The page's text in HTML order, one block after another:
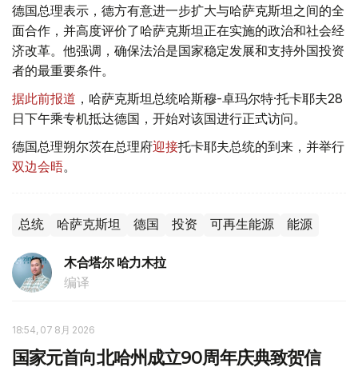
德国总理表示，德方有意进一步扩大与哈萨克斯坦之间的全
面合作，并高度评价了哈萨克斯坦正在实施的政治和社会经
济改革。他强调，确保法治是国家稳定发展和支持外国投资
者的最重要条件。
据此前报道 ，哈萨克斯坦总统哈斯穆-卓玛尔特·托卡耶夫28
日下午乘专机抵达德国，开始对该国进行正式访问。
德国总理朔尔茨在总理府迎接托卡耶夫总统的到来，并举行
双边会晤。
总统 哈萨克斯坦 德国 投资 可再生能源 能源
木合塔尔 哈力木拉
编译
18:54, 07 8月 2026
国家元首向北哈州成立90周年庆典致贺信